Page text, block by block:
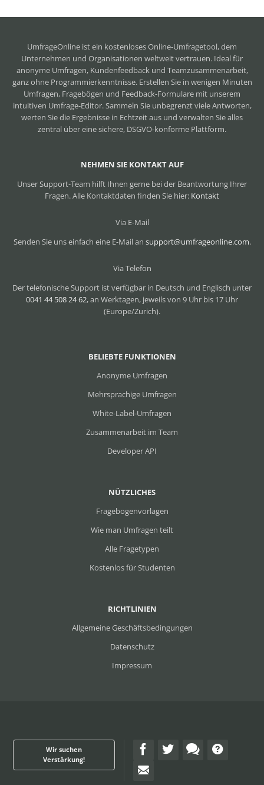
UmfrageOnline ist ein kostenloses Online-Umfragetool, dem
Unternehmen und Organisationen weltweit vertrauen. Ideal für
anonyme Umfragen, Kundenfeedback und Teamzusammenarbeit,
ganz ohne Programmierkenntnisse. Erstellen Sie in wenigen Minuten
Umfragen, Fragebögen und Feedback-Formulare mit unserem
intuitiven Umfrage-Editor. Sammeln Sie unbegrenzt viele Antworten,
werten Sie die Ergebnisse in Echtzeit aus und verwalten Sie alles
zentral über eine sichere, DSGVO-konforme Plattform.
RICHTLINIEN
Allgemeine Geschäftsbedingungen
Datenschutz
Impressum
NÜTZLICHES
Fragebogenvorlagen
Wie man Umfragen teilt
Alle Fragetypen
Kostenlos für Studenten
BELIEBTE FUNKTIONEN
Anonyme Umfragen
Mehrsprachige Umfragen
White-Label-Umfragen
Zusammenarbeit im Team
Developer API
NEHMEN SIE KONTAKT AUF
Unser Support-Team hilft Ihnen gerne bei der Beantwortung Ihrer
Fragen. Alle Kontaktdaten finden Sie hier: Kontakt
Via E-Mail
Senden Sie uns einfach eine E-Mail an support@umfrageonline.com.
Via Telefon
Der telefonische Support ist verfügbar in Deutsch und Englisch unter
0041 44 508 24 62, an Werktagen, jeweils von 9 Uhr bis 17 Uhr
(Europe/Zurich).
Wir suchen
Verstärkung!